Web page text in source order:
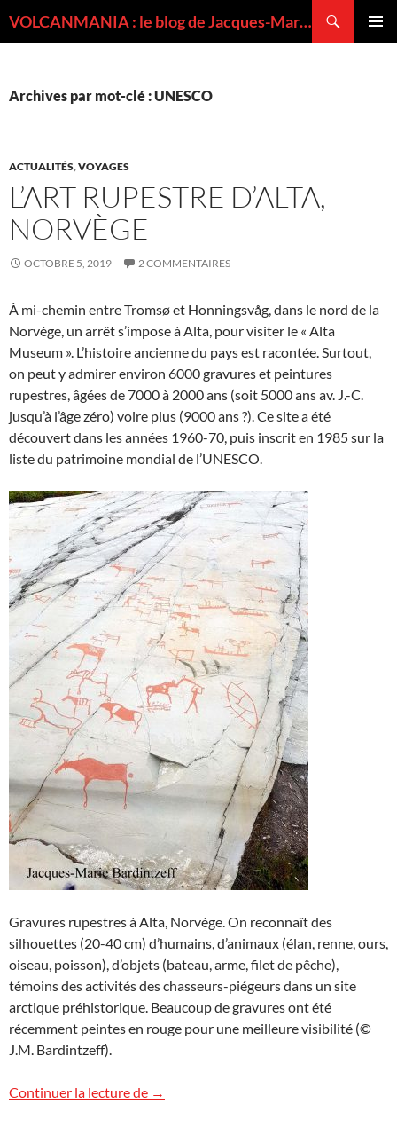
VOLCANMANIA : le blog de Jacques-Marie BARDINTZEFF, volcanologue
Archives par mot-clé : UNESCO
ACTUALITÉS,VOYAGES
L’ART RUPESTRE D’ALTA,
NORVÈGE
OCTOBRE 5, 2019 2 COMMENTAIRES
À mi-chemin entre Tromsø et Honningsvåg, dans le nord de la
Norvège, un arrêt s’impose à Alta, pour visiter le « Alta
Museum ». L’histoire ancienne du pays est racontée. Surtout,
on peut y admirer environ 6000 gravures et peintures
rupestres, âgées de 7000 à 2000 ans (soit 5000 ans av. J.-C.
jusqu’à l’âge zéro) voire plus (9000 ans ?). Ce site a été
découvert dans les années 1960-70, puis inscrit en 1985 sur la
liste du patrimoine mondial de l’UNESCO.
Gravures rupestres à Alta, Norvège. On reconnaît des
silhouettes (20-40 cm) d’humains, d’animaux (élan, renne, ours,
oiseau, poisson), d’objets (bateau, arme, filet de pêche),
témoins des activités des chasseurs-piégeurs dans un site
arctique préhistorique. Beaucoup de gravures ont été
récemment peintes en rouge pour une meilleure visibilité (©
J.M. Bardintzeff).
Continuer la lecture de L’Art rupestre d’Alta, Norvège
→